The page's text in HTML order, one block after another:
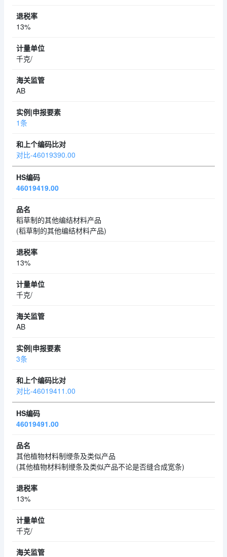
13%
千克/
AB
1条
对比-46019390.00
46019419.00
稻草制的其他编结材料产品
(稻草制的其他编结材料产品)
13%
千克/
AB
3条
对比-46019411.00
46019491.00
其他植物材料制缏条及类似产品
(其他植物材料制缏条及类似产品不论是否缝合成宽条)
13%
千克/